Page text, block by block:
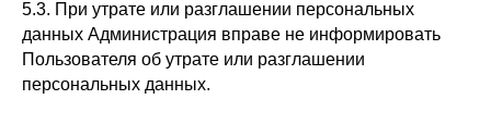
5.3. При утрате или разглашении персональных
данных Администрация вправе не информировать
Пользователя об утрате или разглашении
персональных данных.